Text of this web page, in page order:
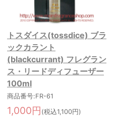
トスダイス(tossdice) ブラ
ックカラント
(blackcurrant) フレグラン
ス・リードディフューザー
100ml
商品番号:FR-61
1,000円 (税込1,100円)